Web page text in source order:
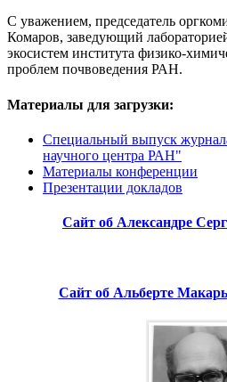
С уважением, председатель
Комаров, заведующий
экосистем института физико-
проблем почвоведения РАН.
Материалы для загрузки:
Специальный выпуск
научного центра РАН"
Материалы конференции
Презентации докладов
Сайт об Александре
Сайт об Альберте